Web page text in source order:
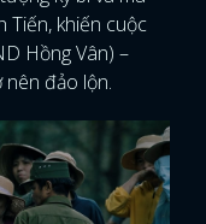
Tiến, khiến cuộc
Hồng Vân) –
nên đảo lộn.